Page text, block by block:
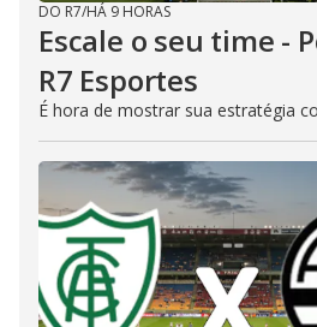
DO R7/HÁ 9 HORAS
Escale o seu time -
R7 Esportes
É hora de mostrar sua estratégia